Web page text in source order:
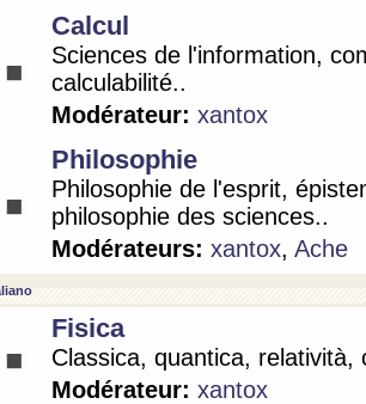
Calcul
Sciences de l'information,
calculabilité..
Modérateur: xantox
Philosophie
Philosophie de l'esprit,
philosophie des sciences..
Modérateurs: xantox, Ache
Fisica
Classica, quantica, relatività,
Modérateur: xantox